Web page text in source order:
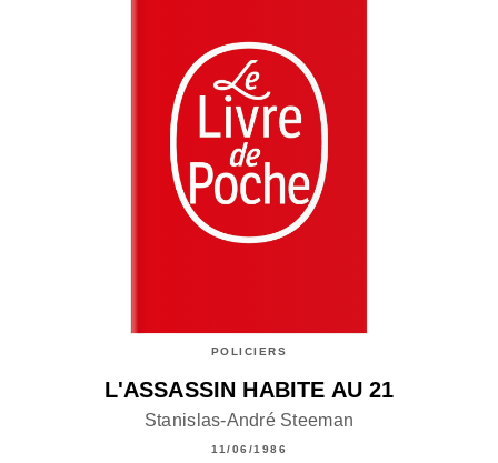
POLICIERS
L'ASSASSIN HABITE AU 21
Stanislas-André Steeman
11/06/1986